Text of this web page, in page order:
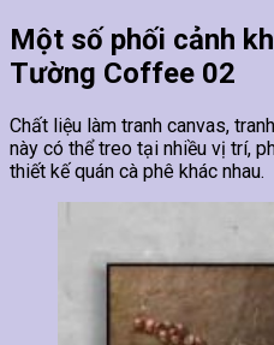
Một số phối cảnh
Tường Coffee 02
Chất liệu làm tranh canvas,
này có thể treo tại nhiều vị trí,
thiết kế quán cà phê khác nhau.